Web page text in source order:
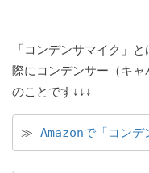
「コンデンサマイク」
際にコンデンサー（キ
のことです↓↓↓
≫ Amazonで「コン